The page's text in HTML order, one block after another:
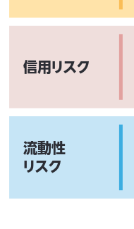
信用リスク
流動性
リスク